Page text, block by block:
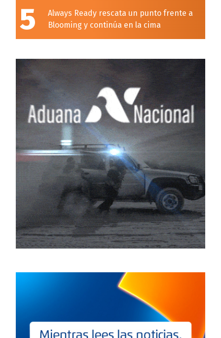
5
Always Ready rescata un punto frente a
Blooming y continúa en la cima